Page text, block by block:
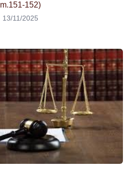
m.151-152)
13/11/2025